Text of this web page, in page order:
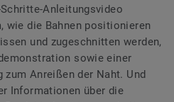
Anleitungsvideo
wie die Bahnen positionieren
und zugeschnitten werden,
sowie einer
Anreißen der Naht. Und
Informationen über die